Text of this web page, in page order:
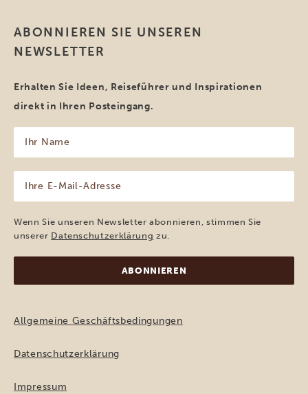
ABONNIEREN SIE UNSEREN
NEWSLETTER
Erhalten Sie Ideen, Reiseführer und Inspirationen
direkt in Ihren Posteingang.
Name
(erforderlich)
Mail-
Adresse
(erforderlich)
Wenn Sie unseren Newsletter abonnieren, stimmen Sie
unserer Datenschutzerklärung zu.
Allgemeine Geschäftsbedingungen
Datenschutzerklärung
Impressum